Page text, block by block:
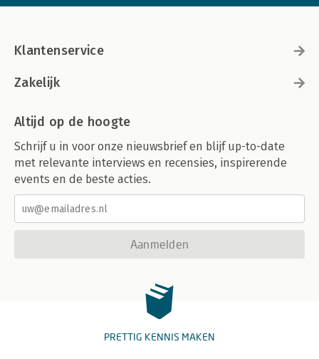
Klantenservice
Zakelijk
Altijd op de hoogte
Schrijf u in voor onze nieuwsbrief en blijf up-to-date
met relevante interviews en recensies, inspirerende
events en de beste acties.
Aanmelden
PRETTIG KENNIS MAKEN